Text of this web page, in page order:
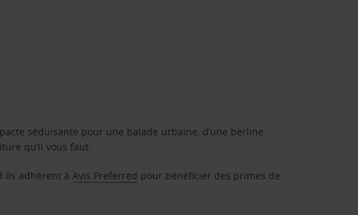
séduisante pour une balade urbaine, d’une berline
qu’il vous faut.
ils adhèrent àAvis Preferred pour bénéficier des primes de